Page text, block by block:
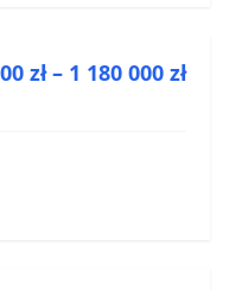
zł – 1 180 000 zł